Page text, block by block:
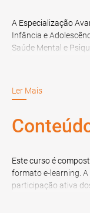
A Especialização
Infância e
Saúde Mental e
Ler Mais
Este curso é
formato e-learning.
participação ativa